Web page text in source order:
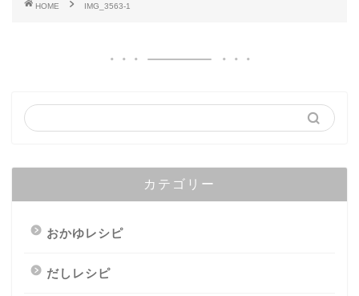
HOME IMG_3563-1
カテゴリー
おかゆレシピ
だしレシピ